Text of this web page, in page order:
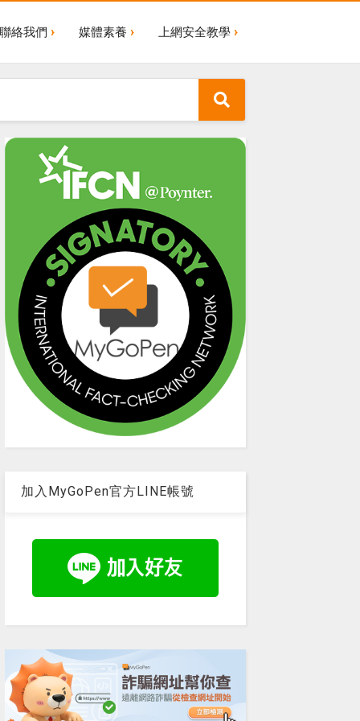
聯絡我們 媒體素養 上網安全教學
加入MyGoPen官方LINE帳號